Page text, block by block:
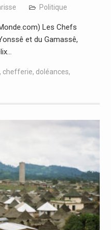
Politique
Les Chefs
et du Gamassê,
, chefferie, doléances,